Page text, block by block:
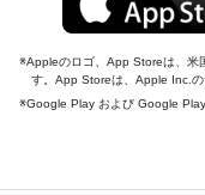
Appleのロゴ、App Storeは、米
す。App Storeは、Apple Inc.の
Google Play および Google